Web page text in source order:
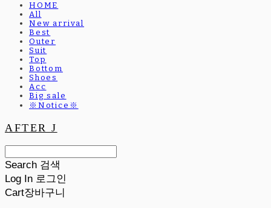
HOME
All
New arrival
Best
Outer
Suit
Top
Bottom
Shoes
Acc
Big sale
※Notice※
AFTER J
Search 검색
Log In 로그인
Cart장바구니